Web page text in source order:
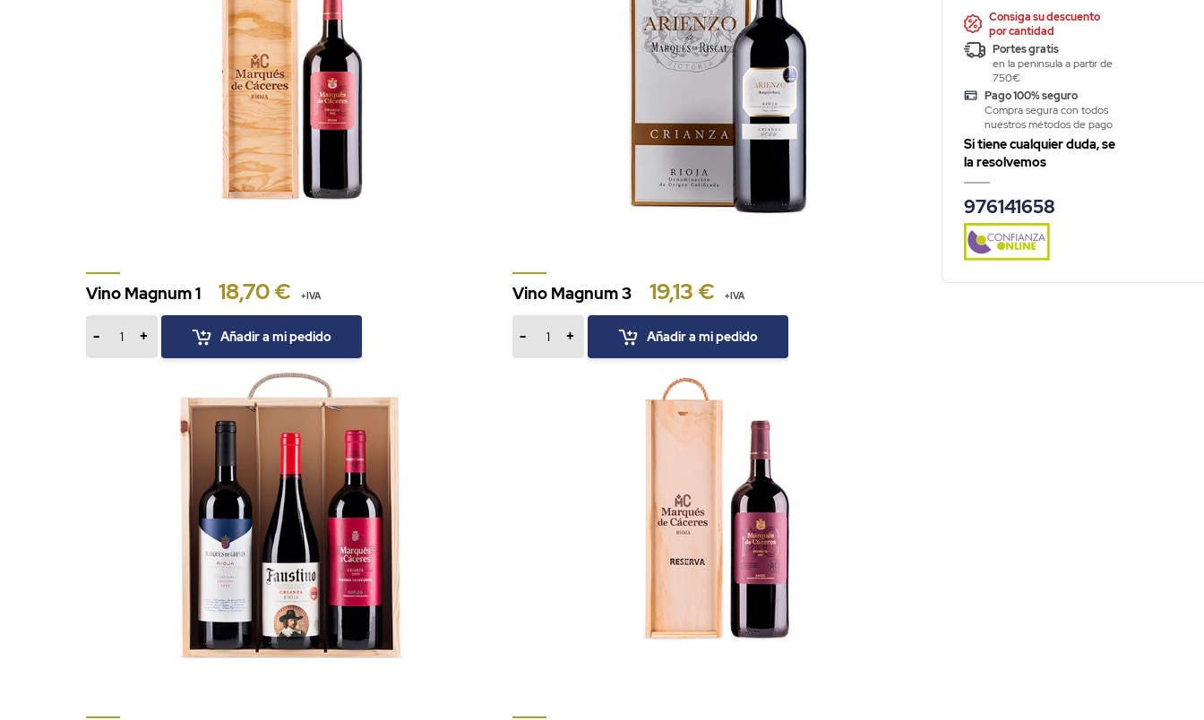
Consiga su descuento
por cantidad
Portes gratis
en la peninsula a partir de
750€
Pago 100% seguro
Compra segura con todos
nuestros métodos de pago
Si tiene cualquier duda, se
la resolvemos
976141658
Vino Magnum 1 18,70 € +IVA
- + Añadir a mi pedido
Vino Magnum 3 19,13 € +IVA
- + Añadir a mi pedido